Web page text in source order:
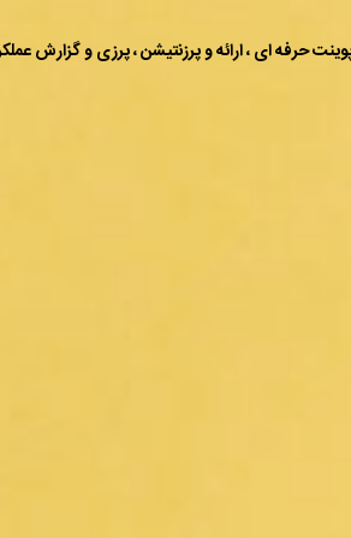
حرفه ای ، ارائه و پرزنتیشن ، پرزی و گزارش